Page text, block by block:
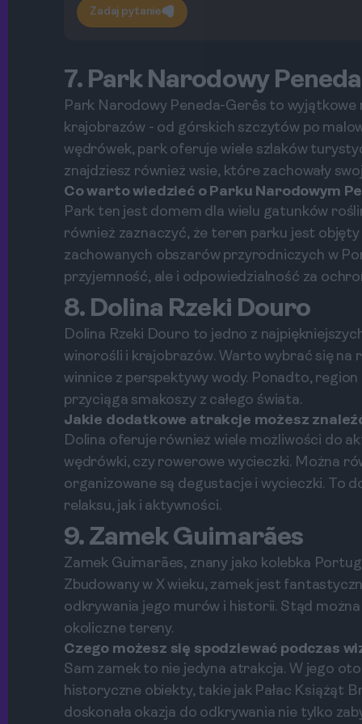
Zadaj pytanie
7. Park Narodowy
Park Narodowy Peneda-Gerês to
krajobrazów - od górskich szczytów po
wędrówek, park oferuje wiele szlaków
znajdziesz również wsie, które zachowały
Co warto wiedzieć o Parku Narodowym
Park ten jest domem dla wielu gatunków
również zaznaczyć, że teren parku jest
zachowanych obszarów przyrodniczych w
przyjemność, ale i odpowiedzialność za
8. Dolina Rzeki Douro
Dolina Rzeki Douro to jedno z
winorośli i krajobrazów. Warto wybrać się na
winnice z perspektywy wody. Ponadto,
przyciąga smakoszy z całego świata.
Jakie dodatkowe atrakcje możesz
Dolina oferuje również wiele możliwości do
wędrówki, czy rowerowe wycieczki. Można
organizowane są degustacje i wycieczki. To
relaksu, jak i aktywności.
9. Zamek Guimarães
Zamek Guimarães, znany jako kolebka
Zbudowany w X wieku, zamek jest
odkrywania jego murów i historii. Stąd
okoliczne tereny.
Czego możesz się spodziewać podczas
Sam zamek to nie jedyna atrakcja. W jego
historyczne obiekty, takie jak Pałac Książąt
doskonała okazja do odkrywania nie tylko